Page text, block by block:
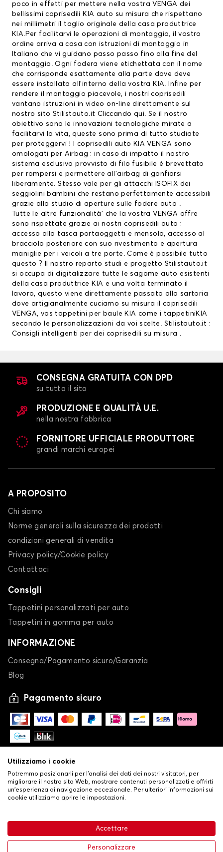
114,37 € Aggiungi al carrello
poco in effetti per mettere nella vostra VENGA dei
bellissimicoprisedili KIA auto su misura che rispettano
nei millimetri il taglio originale della casa produttrice
KIA.Per facilitarvi le operazioni di montaggio, il vostro
ordine arriva a casa con istruzioni di montaggio in
Italiano che vi guidano passo passo fino alla fine del
montaggio. Ogni fodera viene etichettata con il nome
che corrisponde esattamente alla parte dove deve
essere installata all’interno della vostra KIA. Infine per
rendere il montaggio piacevole, i nostri coprisedili
vantano istruzioni in video on-line direttamente sul
nostro sito Stilistauto.it Cliccando qui. Se il nostro
obiettivo sono le innovazioni tecnologiche mirate a
facilitarvi la vita, queste sono prima di tutto studiate
per proteggervi ! I coprisedili auto KIA VENGA sono
omologati per Airbag : in caso di impatto il nostro
sistema esclusivo provvisto di filo fusibile è brevettato
per rompersi e permettere all’airbag di gonfiarsi
liberamente. Stesso vale per gli attacchi ISOFIX dei
seggiolini bambini che restano perfettamente accessibili
grazie allo studio di aperture sulle fodere auto .
Tutte le altre funzionalità’ che la vostra VENGA offre
sono rispettate grazie ai nostri coprisedili auto :
accesso alla tasca portaoggetti e mensola, accesso al
bracciolo posteriore con suo rivestimento e apertura
maniglie per i veicoli a tre porte. Come è possibile tutto
questo ? Il nostro reparto studi e progetto Stilistauto.it
si occupa di digitalizzare tutte le sagome auto esistenti
della casa produttrice KIA e una volta terminato il
lavoro, questo viene direttamente passato alla sartoria
dove artigianalmente cuciamo su misura il coprisedili
VENGA, vos tappetini per baule KIA come i tappetiniKIA
secondo le personalizzazioni da voi scelte. Stilistauto.it :
Consigli intelligenti per dei coprisedili su misura .
CONSEGNA GRATUITA CON DPD
su tutto il sito
PRODUZIONE E QUALITÀ U.E.
nella nostra fabbrica
FORNITORE UFFICIALE PRODUTTORE
grandi marchi europei
A PROPOSITO
Chi siamo
Norme generali sulla sicurezza dei prodotti
condizioni generali di vendita
Privacy policy/Cookie policy
Contattaci
Consigli
Tappetini personalizzati per auto
Tappetini in gomma per auto
INFORMAZIONE
Consegna/Pagamento sicuro/Garanzia
Blog
Pagamento sicuro
Condizioni generali di vendita•
Politica sulla privacy e sui cookie•Livraison
Utilizziamo i cookie
Potremmo posizionarli per l'analisi dei dati dei nostri visitatori, per
migliorare il nostro sito Web, mostrare contenuti personalizzati e offrirti
un'esperienza di navigazione eccezionale. Per ulteriori informazioni sui
cookie utilizziamo aprire le impostazioni.
Accettare
Personalizzare